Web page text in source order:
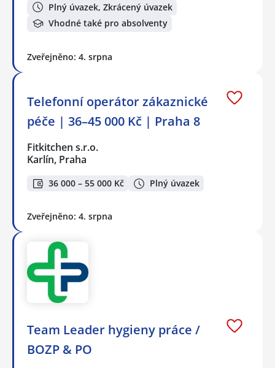
Plný úvazek, Zkrácený úvazek
Vhodné také pro absolventy
Zveřejněno: 4. srpna
Telefonní operátor zákaznické
péče | 36–45 000 Kč | Praha 8
Fitkitchen s.r.o.
Karlín, Praha
36 000 – 55 000 Kč Plný úvazek
Zveřejněno: 4. srpna
Team Leader hygieny práce /
BOZP & PO